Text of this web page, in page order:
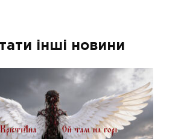
інші новини